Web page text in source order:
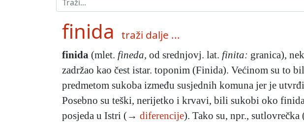
finida traži dalje ...
finida (mlet. fineda, od srednjovj. lat. finita: granica),
zadržao kao čest istar. toponim (Finida). Većinom su to
predmetom sukoba između susjednih komuna jer je
Posebno su teški, nerijetko i krvavi, bili sukobi oko
posjeda u Istri (→ diferencije). Tako su, npr.,